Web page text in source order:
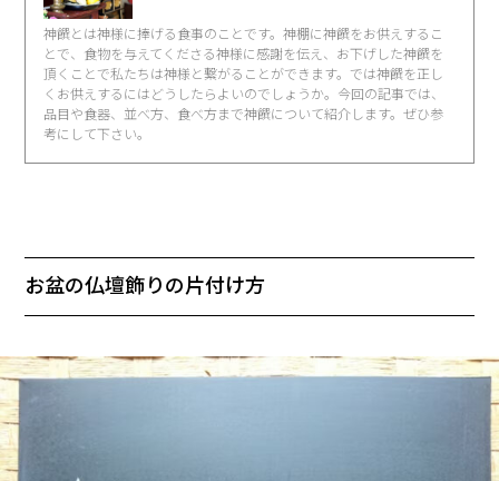
神饌とは神様に捧げる食事のことです。神棚に神饌をお供えするこ
とで、食物を与えてくださる神様に感謝を伝え、お下げした神饌を
頂くことで私たちは神様と繋がることができます。では神饌を正し
くお供えするにはどうしたらよいのでしょうか。今回の記事では、
品目や食器、並べ方、食べ方まで神饌について紹介します。ぜひ参
考にして下さい。
お盆の仏壇飾りの片付け方